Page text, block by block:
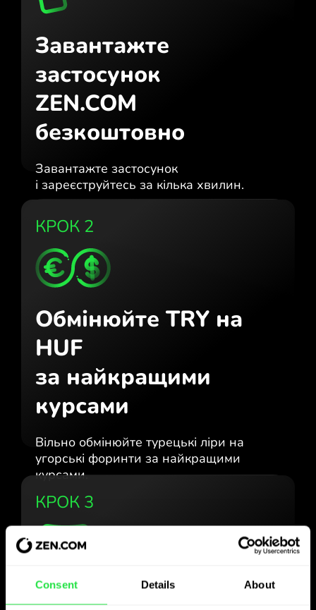
Consent Details About
Завантажте
застосунок
ZEN.COM
безкоштовно
Завантажте застосунок
і зареєструйтесь за кілька хвилин.
КРОК 2
Обмінюйте TRY на
HUF
за найкращими
курсами
Вільно обмінюйте турецькі ліри на
угорські форинти за найкращими
курсами.
КРОК 3
Користуйтесь